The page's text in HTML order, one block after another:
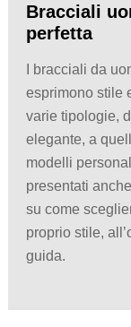
Bracciali
perfetta
I bracciali da
esprimono stile
varie tipologie,
elegante, a
modelli
presentati
su come
proprio stile,
guida.